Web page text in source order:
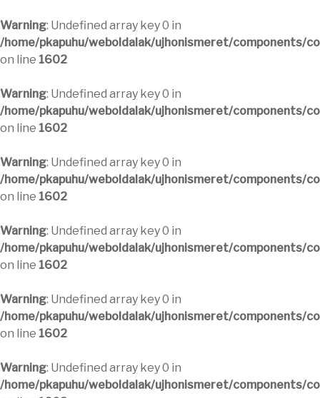
Warning: Undefined array key 0 in
/home/pkapuhu/weboldalak/ujhonismeret/components/
on line 1602
Warning: Undefined array key 0 in
/home/pkapuhu/weboldalak/ujhonismeret/components/
on line 1602
Warning: Undefined array key 0 in
/home/pkapuhu/weboldalak/ujhonismeret/components/
on line 1602
Warning: Undefined array key 0 in
/home/pkapuhu/weboldalak/ujhonismeret/components/
on line 1602
Warning: Undefined array key 0 in
/home/pkapuhu/weboldalak/ujhonismeret/components/
on line 1602
Warning: Undefined array key 0 in
/home/pkapuhu/weboldalak/ujhonismeret/components/